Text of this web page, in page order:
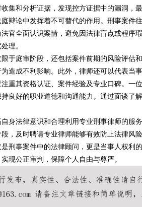
集和分析证据，发现控方证据中的漏洞，
辩论中发挥着不可替代的作用。刑事案件
官全面认识案情，避免因法律盲点或程序
理。
于庭审阶段，还包括案件前期的风险评估
造成不利影响。此外，律师还可以代表当
重其资格认证、案件经验及专业口碑。一
良好的职业道德和沟通能力。通过面谈了
身法律意识和合理利用专业刑事律师的服
，及时聘请专业律师能够有效防止法律风
刑事案件中的法律顾问，更是当事人权利
现公正审判，保障个人自由与尊严。